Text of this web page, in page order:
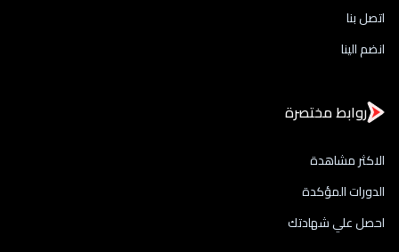
اتصل بنا
انضم الينا
روابط مختصرة
الاكثر مشاهدة
الدورات المؤكدة
احصل علي شهادتك